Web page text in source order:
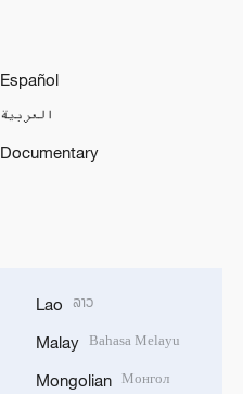
Español
العربية
Documentary
Lao ລາວ
Malay Bahasa Melayu
Mongolian Монгол